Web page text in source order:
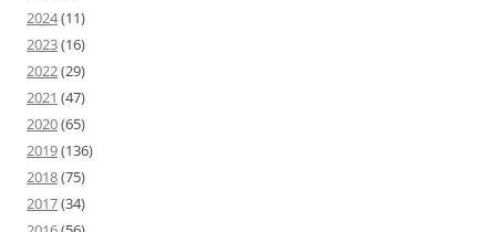
2024(11)
2023(16)
2022(29)
2021 (47)
2020(65)
2019(136)
2018(75)
2017(34)